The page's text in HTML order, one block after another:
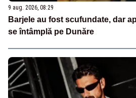
9 aug. 2026, 08:29
Barjele au fost scufundate, dar
se întâmplă pe Dunăre